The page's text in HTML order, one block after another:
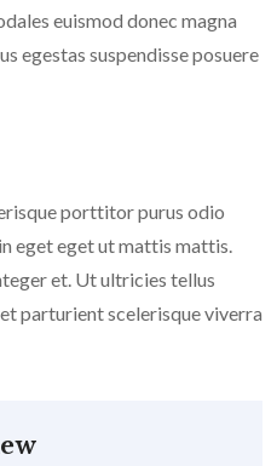
euismod donec magna
egestas suspendisse posuere
porttitor purus odio
eget eget ut mattis mattis.
et. Ut ultricies tellus
parturient scelerisque viverra